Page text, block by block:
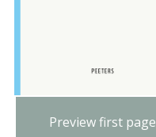
Preview first page